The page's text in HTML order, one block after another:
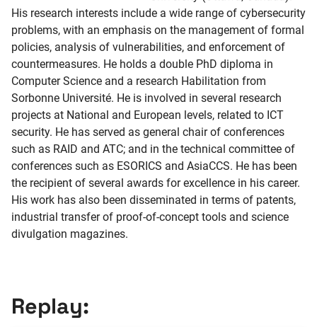
His research interests include a wide range of cybersecurity
problems, with an emphasis on the management of formal
policies, analysis of vulnerabilities, and enforcement of
countermeasures. He holds a double PhD diploma in
Computer Science and a research Habilitation from
Sorbonne Université. He is involved in several research
projects at National and European levels, related to ICT
security. He has served as general chair of conferences
such as RAID and ATC; and in the technical committee of
conferences such as ESORICS and AsiaCCS. He has been
the recipient of several awards for excellence in his career.
His work has also been disseminated in terms of patents,
industrial transfer of proof-of-concept tools and science
divulgation magazines.
Replay: